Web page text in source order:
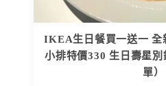
IKEA生日餐買一送一 全
小排特價330 生日壽星
單）